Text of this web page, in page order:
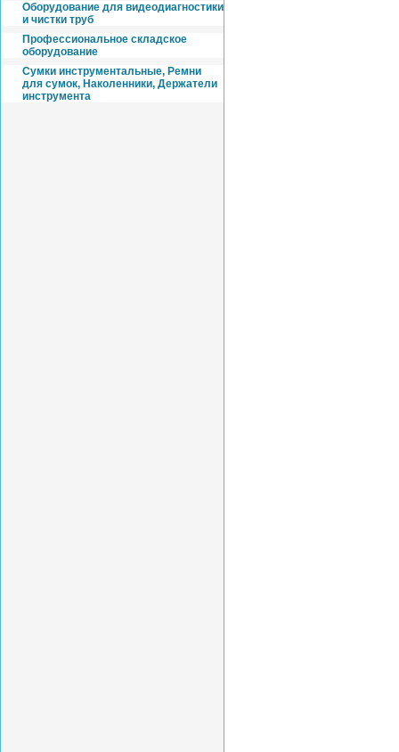
Оборудование для видеодиагностики
и чистки труб
Профессиональное складское
оборудование
Cумки инструментальные, Ремни
для сумок, Наколенники, Держатели
инструмента